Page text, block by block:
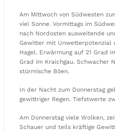
Am Mittwoch von Südwesten
viel Sonne. Vormittags im
nach Nordosten ausweitende
Gewitter mit Unwetterpotenzial
Hagel. Erwärmung auf 21 Grad
Grad im Kraichgau. Schwacher
stürmische Böen.
In der Nacht zum Donnerstag
gewittriger Regen. Tiefstwerte
Am Donnerstag viele Wolken,
Schauer und teils kräftige